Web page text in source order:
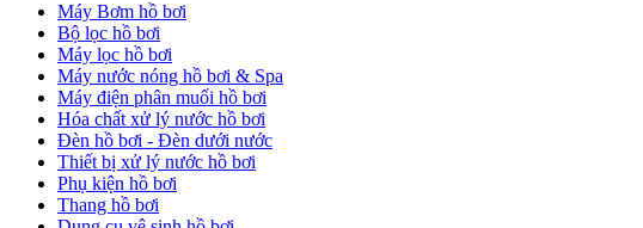
Máy Bơm hồ bơi
Bộ lọc hồ bơi
Máy lọc hồ bơi
Máy nước nóng hồ bơi & Spa
Máy điện phân muối hồ bơi
Hóa chất xử lý nước hồ bơi
Đèn hồ bơi - Đèn dưới nước
Thiết bị xử lý nước hồ bơi
Phụ kiện hồ bơi
Thang hồ bơi